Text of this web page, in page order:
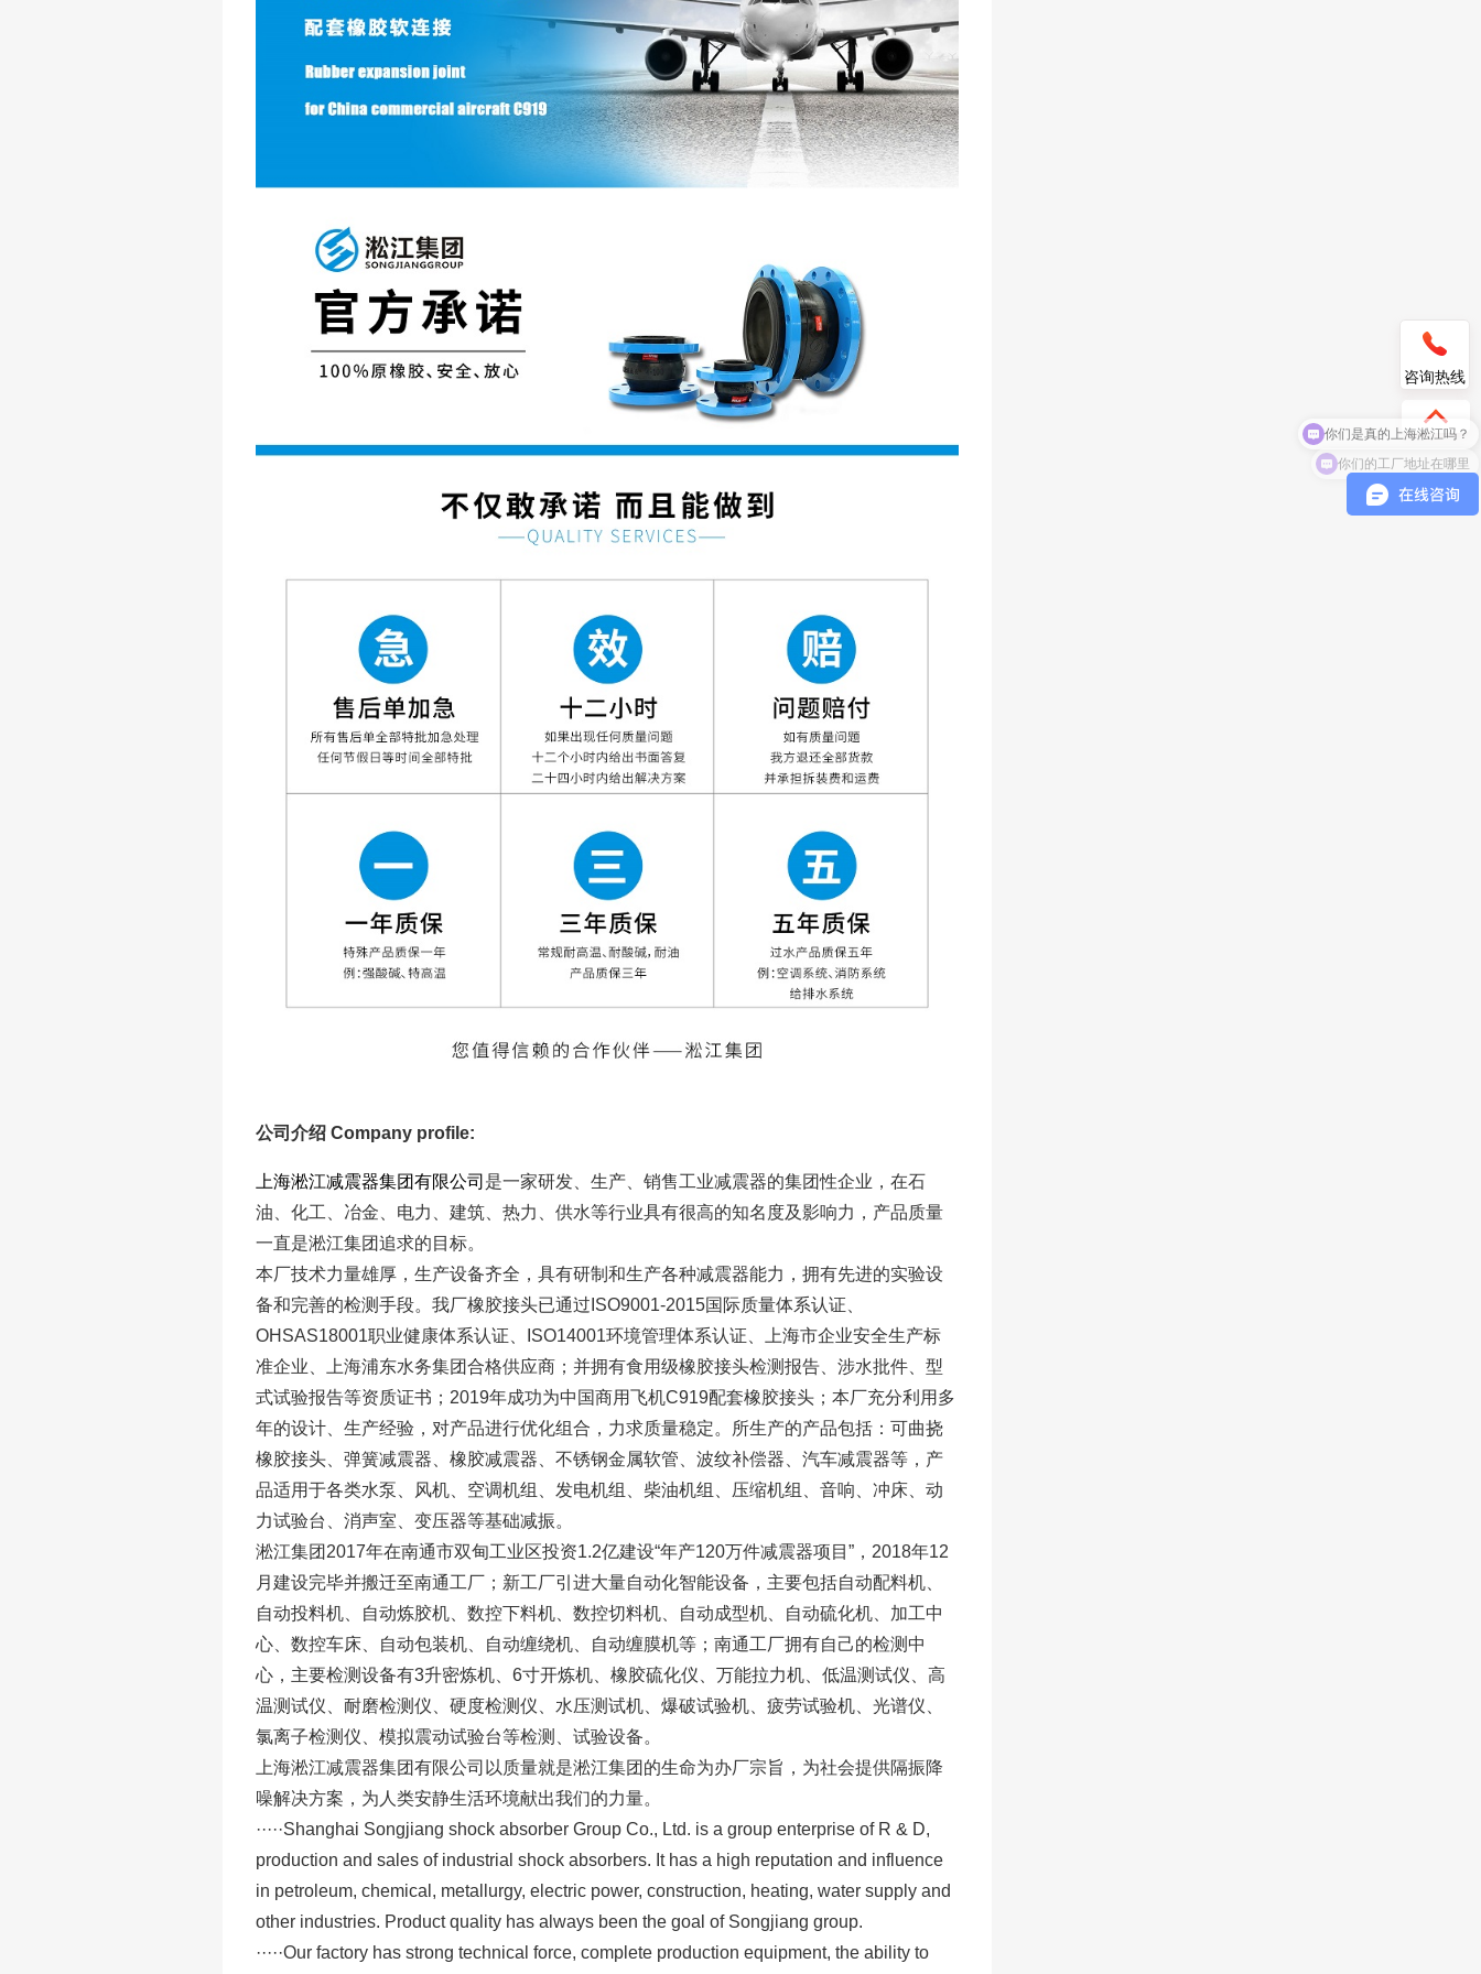
公司介绍 Company profile:
上海淞江减震器集团有限公司 是一家研发、生产、销售工业减震器的集团性企业，在石
油、化工、冶金、电力、建筑、热力、供水等行业具有很高的知名度及影响力，产品质量
一直是淞江集团追求的目标。
本厂技术力量雄厚，生产设备齐全，具有研制和生产各种减震器能力，拥有先进的实验设
备和完善的检测手段。我厂橡胶接头已通过ISO9001-2015国际质量体系认证、
OHSAS18001职业健康体系认证、ISO14001环境管理体系认证、上海市企业安全生产标
准企业、上海浦东水务集团合格供应商；并拥有食用级橡胶接头检测报告、涉水批件、型
式试验报告等资质证书；2019年成功为中国商用飞机C919配套橡胶接头；本厂充分利用多
年的设计、生产经验，对产品进行优化组合，力求质量稳定。所生产的产品包括：可曲挠
橡胶接头、弹簧减震器、橡胶减震器、不锈钢金属软管、波纹补偿器、汽车减震器等，产
品适用于各类水泵、风机、空调机组、发电机组、柴油机组、压缩机组、音响、冲床、动
力试验台、消声室、变压器等基础减振。
淞江集团2017年在南通市双甸工业区投资1.2亿建设“年产120万件减震器项目”，2018年12
月建设完毕并搬迁至南通工厂；新工厂引进大量自动化智能设备，主要包括自动配料机、
自动投料机、自动炼胶机、数控下料机、数控切料机、自动成型机、自动硫化机、加工中
心、数控车床、自动包装机、自动缠绕机、自动缠膜机等；南通工厂拥有自己的检测中
心，主要检测设备有3升密炼机、6寸开炼机、橡胶硫化仪、万能拉力机、低温测试仪、高
温测试仪、耐磨检测仪、硬度检测仪、水压测试机、爆破试验机、疲劳试验机、光谱仪、
氯离子检测仪、模拟震动试验台等检测、试验设备。
上海淞江减震器集团有限公司以质量就是淞江集团的生命为办厂宗旨，为社会提供隔振降
噪解决方案，为人类安静生活环境献出我们的力量。
·····Shanghai Songjiang shock absorber Group Co., Ltd. is a group enterprise of R & D,
production and sales of industrial shock absorbers. It has a high reputation and influence
in petroleum, chemical, metallurgy, electric power, construction, heating, water supply and
other industries. Product quality has always been the goal of Songjiang group.
·····Our factory has strong technical force, complete production equipment, the ability to
咨询热线